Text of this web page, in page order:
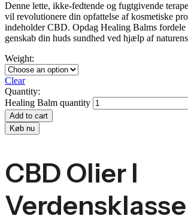
Denne lette, ikke-fedtende og fugtgivende
vil revolutionere din opfattelse af kosmetiske
indeholder CBD. Opdag Healing Balms fordele
genskab din huds sundhed ved hjælp af
Weight:
Clear
Quantity:
Healing Balm quantity
Add to cart
Køb nu
CBD Olier I
Verdensklasse